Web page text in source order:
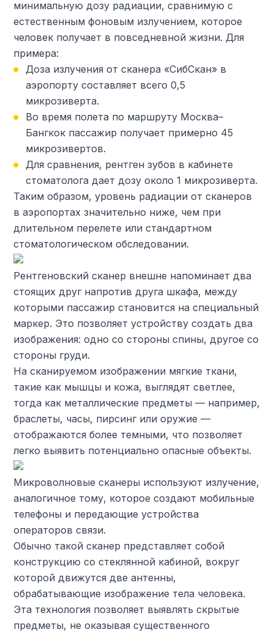
минимальную дозу радиации, сравнимую с
естественным фоновым излучением, которое
человек получает в повседневной жизни. Для
примера:
Доза излучения от сканера «СибСкан» в
аэропорту составляет всего 0,5
микрозиверта.
Во время полета по маршруту Москва–
Бангкок пассажир получает примерно 45
микрозивертов.
Для сравнения, рентген зубов в кабинете
стоматолога дает дозу около 1 микрозиверта.
Таким образом, уровень радиации от сканеров
в аэропортах значительно ниже, чем при
длительном перелете или стандартном
стоматологическом обследовании.
Рентгеновский сканер внешне напоминает два
стоящих друг напротив друга шкафа, между
которыми пассажир становится на специальный
маркер. Это позволяет устройству создать два
изображения: одно со стороны спины, другое со
стороны груди.
На сканируемом изображении мягкие ткани,
такие как мышцы и кожа, выглядят светлее,
тогда как металлические предметы — например,
браслеты, часы, пирсинг или оружие —
отображаются более темными, что позволяет
легко выявить потенциально опасные объекты.
Микроволновые сканеры используют излучение,
аналогичное тому, которое создают мобильные
телефоны и передающие устройства
операторов связи.
Обычно такой сканер представляет собой
конструкцию со стеклянной кабиной, вокруг
которой движутся две антенны,
обрабатывающие изображение тела человека.
Эта технология позволяет выявлять скрытые
предметы, не оказывая существенного